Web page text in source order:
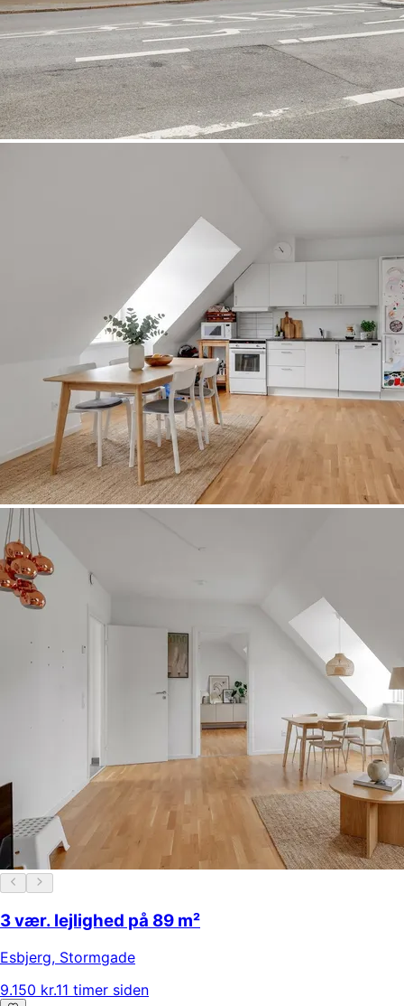
3 vær. lejlighed på 89 m²
Esbjerg, Stormgade
9.150 kr.11 timer siden